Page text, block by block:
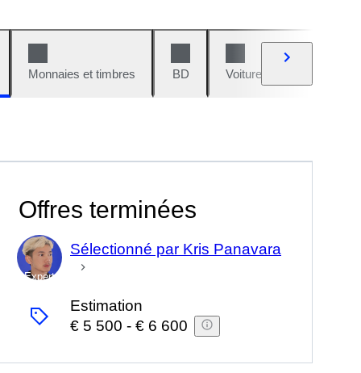
Monnaies et timbres BD Voitures et motos
Offres terminées
Expert
Sélectionné par Kris Panavara
Estimation
€ 5 500 - € 6 600